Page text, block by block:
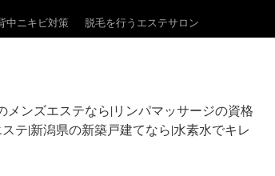
中ニキビ対策 脱毛を行うエステサロン
メンズエステなら|リンパマッサージの資格
テ|新潟県の新築戸建てなら|水素水でキレ